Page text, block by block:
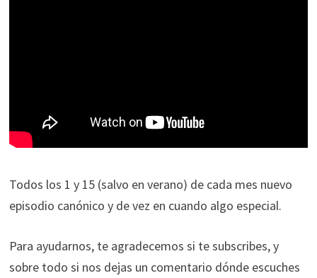
Todos los 1 y 15 (salvo en verano) de cada mes nuevo
episodio canónico y de vez en cuando algo especial.
Para ayudarnos, te agradecemos si te subscribes, y
sobre todo si nos dejas un comentario dónde escuches